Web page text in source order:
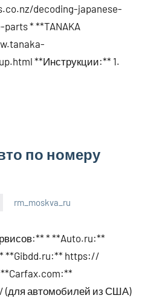
decoding-japanese-
* **TANAKA
**Инструкции:** 1.
по номеру
rm_moskva_ru
* **Auto.ru:**
**Gibdd.ru:** https://
автомобилей из США)